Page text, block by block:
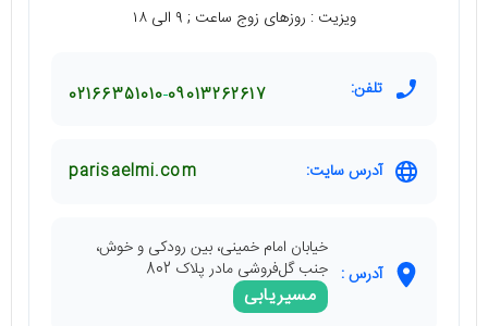
ویزیت : روزهای زوج ساعت ; ۹ الی ۱۸
تلفن: 09013262617
02166351010
آدرس سایت: parisaelmi.com
آدرس :
خیابان امام خمینی، بین رودکی و خوش،
جنب گل‌فروشی مادر پلاک 802
مسیریابی